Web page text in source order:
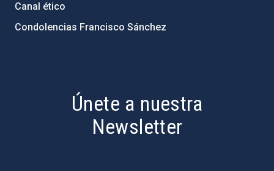
Canal ético
Condolencias Francisco Sánchez
Únete a nuestra
Newsletter